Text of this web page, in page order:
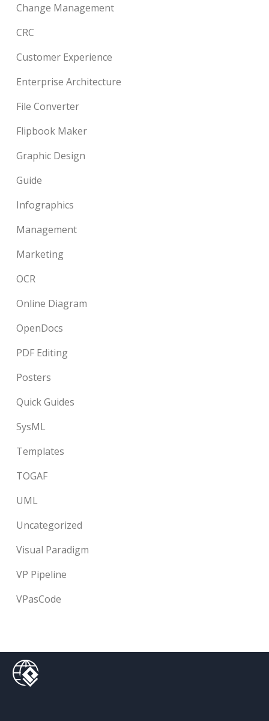
Change Management
CRC
Customer Experience
Enterprise Architecture
File Converter
Flipbook Maker
Graphic Design
Guide
Infographics
Management
Marketing
OCR
Online Diagram
OpenDocs
PDF Editing
Posters
Quick Guides
SysML
Templates
TOGAF
UML
Uncategorized
Visual Paradigm
VP Pipeline
VPasCode